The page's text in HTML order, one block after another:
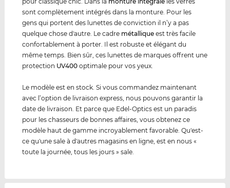
sont complètement intégrés dans la monture. Pour les
gens qui portent des lunettes de conviction il n’y a pas
quelque chose d'autre. Le cadre métallique est très facile
confortablement à porter. Il est robuste et élégant du
même temps. Bien sûr, ces lunettes de marques offrent une
protection UV400 optimale pour vos yeux.
Le modèle est en stock. Si vous commandez maintenant
avec l’option de livraison express, nous pouvons garantir la
date de livraison. Et parce que Edel-Optics est un paradis
pour les chasseurs de bonnes affaires, vous obtenez ce
modèle haut de gamme incroyablement favorable. Qu'est-
ce qu'une sale à d'autres magasins en ligne, est en nous «
toute la journée, tous les jours » sale.